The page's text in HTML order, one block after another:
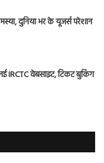
दुनिया भर के यूजर्स परेशान
IRCTC वेबसाइट, टिकट बुकिंग